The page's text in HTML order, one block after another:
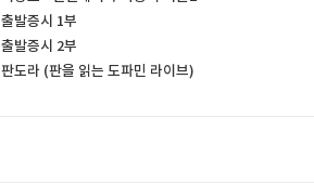
출발증시 1부
출발증시 2부
판도라 (판을 읽는 도파민 라이브)